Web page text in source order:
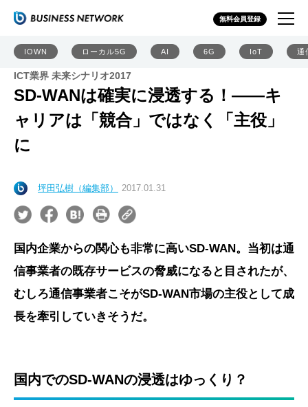
無料会員登録
IOWN ローカル5G AI 6G IoT 通
ICT業界 未来シナリオ2017
SD-WANは確実に浸透する！――キ
ャリアは「競合」ではなく「主役」
に
坪田弘樹（編集部） 2017.01.31
国内企業からの関心も非常に高いSD-WAN。当初は通
信事業者の既存サービスの脅威になると目されたが、
むしろ通信事業者こそがSD-WAN市場の主役として成
長を牽引していきそうだ。
国内でのSD-WANの浸透はゆっくり？